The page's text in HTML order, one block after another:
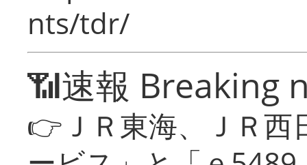
nts/tdr/
📶速報 Breaking
👉ＪＲ東海、ＪＲ